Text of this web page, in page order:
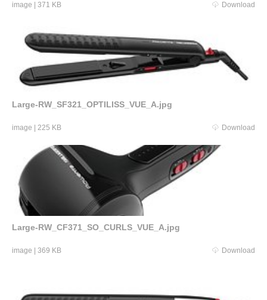
image 371 KB Download
Large-RW_SF321_OPTILISS_VUE_A.jpg
image 225 KB Download
Large-RW_CF371_SO_CURLS_VUE_A.jpg
image 369 KB Download